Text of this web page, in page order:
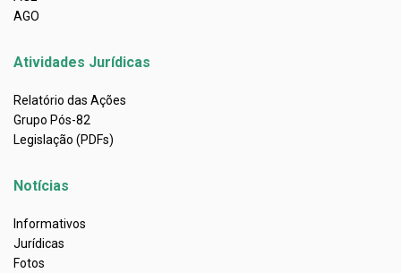
AGO
Atividades Jurídicas
Relatório das Ações
Grupo Pós-82
Legislação (PDFs)
Notícias
Informativos
Jurídicas
Fotos